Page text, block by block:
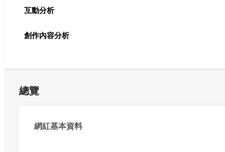
互動分析
創作內容分析
總覽
網紅基本資料